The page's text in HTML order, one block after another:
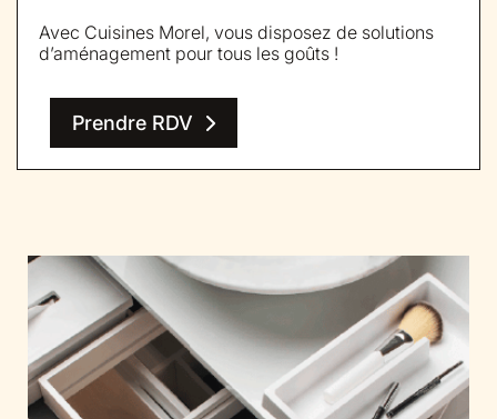
Avec Cuisines Morel, vous disposez de solutions
d’aménagement pour tous les goûts !
Prendre RDV